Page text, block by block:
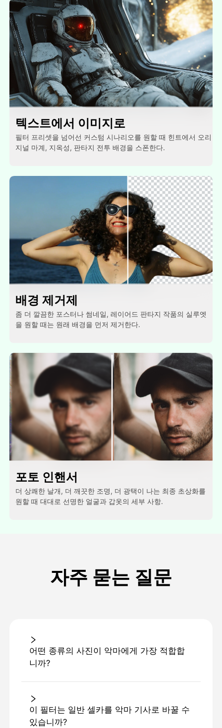
텍스트에서 이미지로
필터 프리셋을 넘어선 커스텀 시나리오를 원할 때 힌트에서 오리
지널 마계, 지옥성, 판타지 전투 배경을 스폰한다.
배경 제거제
좀 더 깔끔한 포스터나 썸네일, 레이어드 판타지 작품의 실루엣
을 원할 때는 원래 배경을 먼저 제거한다.
포토 인핸서
더 상쾌한 날개, 더 깨끗한 조명, 더 광택이 나는 최종 초상화를
원할 때 대대로 선명한 얼굴과 갑옷의 세부 사항.
자주 묻는 질문
어떤 종류의 사진이 악마에게 가장 적합합
니까?
이 필터는 일반 셀카를 악마 기사로 바꿀 수
있습니까?